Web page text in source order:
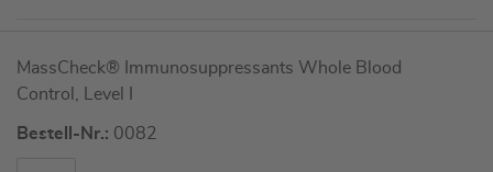
für
gruppiertes
Produkt
MassCheck® Immunosuppressants Whole Blood
Control, Level I
Bestell-Nr.: 0082